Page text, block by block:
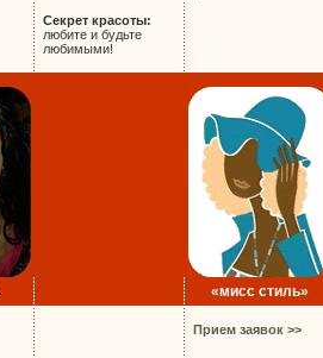
Секрет красоты:
любите и будьте
любимыми!
«мисс стиль»
Прием заявок >>